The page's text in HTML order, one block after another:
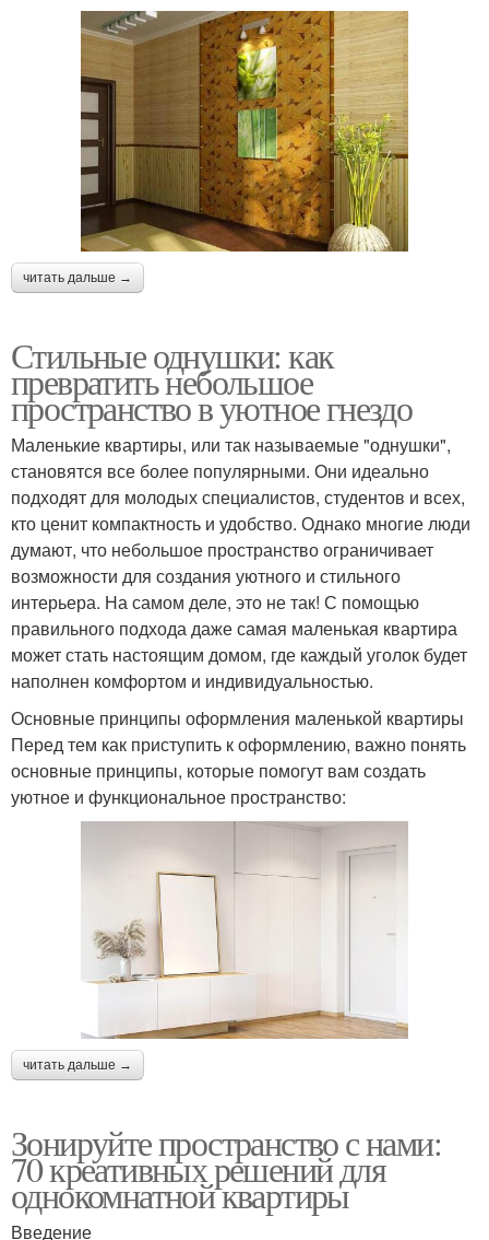
читать дальше →
Стильные однушки: как
превратить небольшое
пространство в уютное гнездо
Маленькие квартиры, или так называемые "однушки",
становятся все более популярными. Они идеально
подходят для молодых специалистов, студентов и всех,
кто ценит компактность и удобство. Однако многие люди
думают, что небольшое пространство ограничивает
возможности для создания уютного и стильного
интерьера. На самом деле, это не так! С помощью
правильного подхода даже самая маленькая квартира
может стать настоящим домом, где каждый уголок будет
наполнен комфортом и индивидуальностью.
Основные принципы оформления маленькой квартиры
Перед тем как приступить к оформлению, важно понять
основные принципы, которые помогут вам создать
уютное и функциональное пространство:
читать дальше →
Зонируйте пространство с нами:
70 креативных решений для
однокомнатной квартиры
Введение